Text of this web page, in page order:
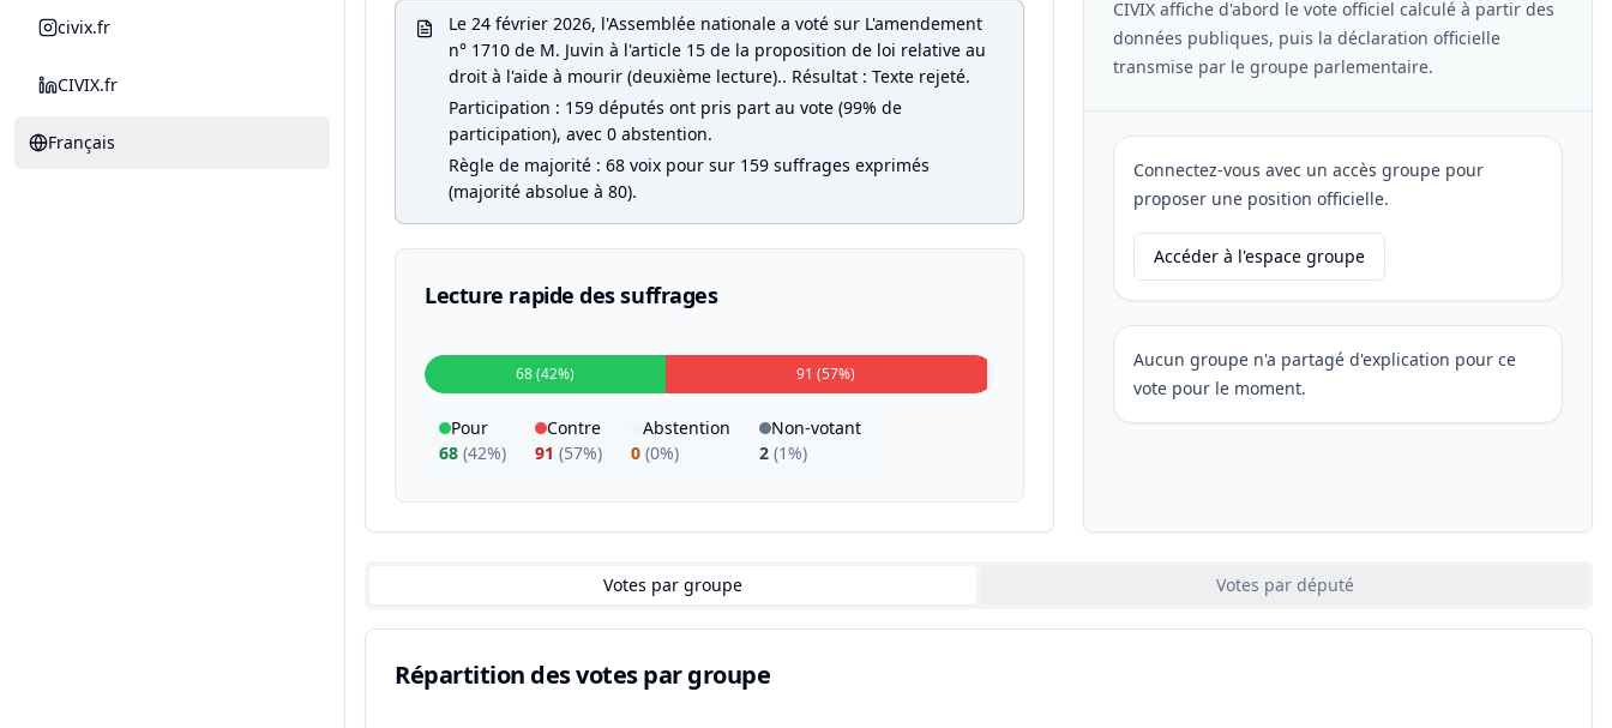
civix.fr
CIVIX.fr
Français
Le 24 février 2026, l'Assemblée nationale a voté sur L'amendement
n° 1710 de M. Juvin à l'article 15 de la proposition de loi relative au
droit à l'aide à mourir (deuxième lecture).. Résultat : Texte rejeté.
Participation : 159 députés ont pris part au vote (99% de
participation), avec 0 abstention.
Règle de majorité : 68 voix pour sur 159 suffrages exprimés
(majorité absolue à 80).
Lecture rapide des suffrages
68 (42%) 91 (57%)
Pour
68 (42%)
Contre
91 (57%)
Abstention
0 (0%)
Non-votant
2 (1%)
CIVIX affiche d'abord le vote officiel calculé à partir des
données publiques, puis la déclaration officielle
transmise par le groupe parlementaire.
Connectez-vous avec un accès groupe pour
proposer une position officielle.
Accéder à l'espace groupe
Aucun groupe n'a partagé d'explication pour ce
vote pour le moment.
Votes par groupe Votes par député
Répartition des votes par groupe